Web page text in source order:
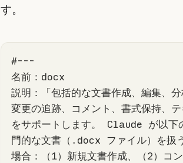
す。
説明：「包括的な文書作成、編集、
変更の追跡、コメント、書式保持、
をサポートします。 Claude が以下
門的な文書（.docx ファイル）を扱
場合：（1）新規文書作成、（2）コ